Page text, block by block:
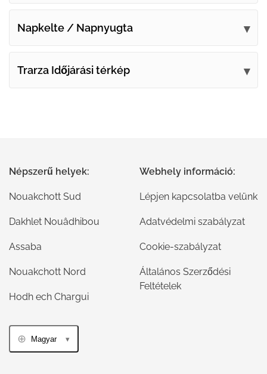
Napkelte / Napnyugta
Trarza Időjárási térkép
Népszerű helyek:
Nouakchott Sud
Dakhlet Nouâdhibou
Assaba
Nouakchott Nord
Hodh ech Chargui
Webhely információ:
Lépjen kapcsolatba velünk
Adatvédelmi szabályzat
Cookie-szabályzat
Általános Szerződési
Feltételek
Magyar